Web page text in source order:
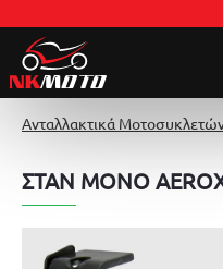
Ανταλλακτικά
ΣΤΑΝ ΜΟΝΟ